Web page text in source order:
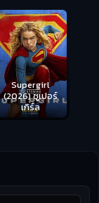
Supergirl
(2026) ซูเปอร์
เกิร์ล